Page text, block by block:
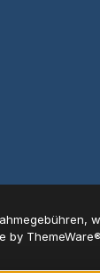
by ThemeWare®